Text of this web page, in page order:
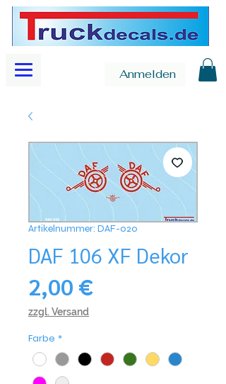
Anmelden
Artikelnummer: DAF-020
DAF 106 XF Dekor
2,00 €Preis
zzgl. Versand
Farbe *